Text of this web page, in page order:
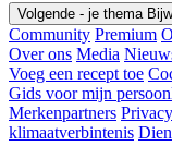
Volgende - je thema
Community Premium
Over ons Media
Voeg een recept toe
Gids voor mijn
Merkenpartners
klimaatverbintenis